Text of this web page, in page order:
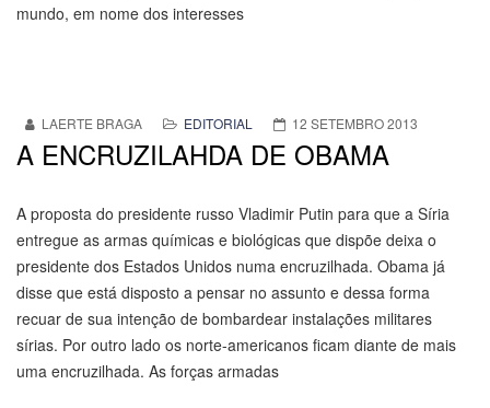
mundo, em nome dos interesses
LAERTE BRAGA EDITORIAL 12 SETEMBRO 2013
A ENCRUZILAHDA DE OBAMA
A proposta do presidente russo Vladimir Putin para que a Síria
entregue as armas químicas e biológicas que dispõe deixa o
presidente dos Estados Unidos numa encruzilhada. Obama já
disse que está disposto a pensar no assunto e dessa forma
recuar de sua intenção de bombardear instalações militares
sírias. Por outro lado os norte-americanos ficam diante de mais
uma encruzilhada. As forças armadas